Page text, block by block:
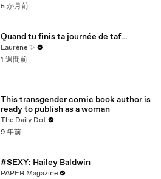
5 か月前
Quand tu finis ta journée de taf…
Laurène ✨
1 週間前
This transgender comic book author is
ready to publish as a woman
The Daily Dot
9 年前
#SEXY: Hailey Baldwin
PAPER Magazine